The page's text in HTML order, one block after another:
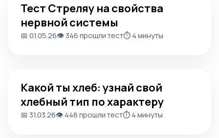
Тест Стреляу на свойства
нервной системы
📅 01.05.26👁️ 346 прошли тест⏱️ 4 минуты
Какой ты хлеб: узнай свой
хлебный тип по характеру
📅 31.03.26👁️ 448 прошли тест⏱️ 4 минуты